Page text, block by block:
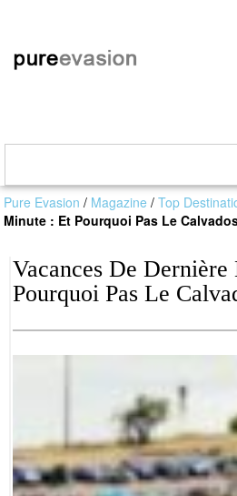
Pure Evasion / Magazine /Top
Minute : Et Pourquoi Pas Le
Vacances De
Pourquoi Pas Le